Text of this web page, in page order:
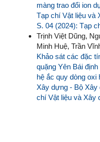
màng trao đổi ion
Tạp chí Vật liệu và
S. 04 (2024): Tạp
Trịnh Việt Dũng,
Minh Huệ, Trần
Khảo sát các đặc
quặng Yên Bái
hệ ắc quy dòng oxi
Xây dựng - Bộ Xây
chí Vật liệu và Xây